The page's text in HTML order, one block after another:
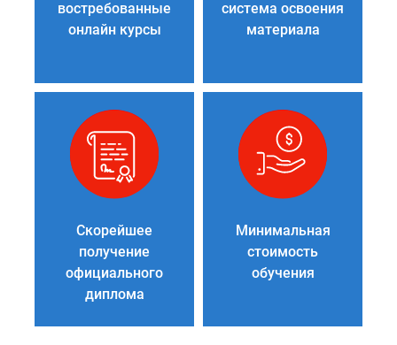
востребованные
онлайн курсы
система освоения
материала
Скорейшее
получение
официального
диплома
Минимальная
стоимость
обучения